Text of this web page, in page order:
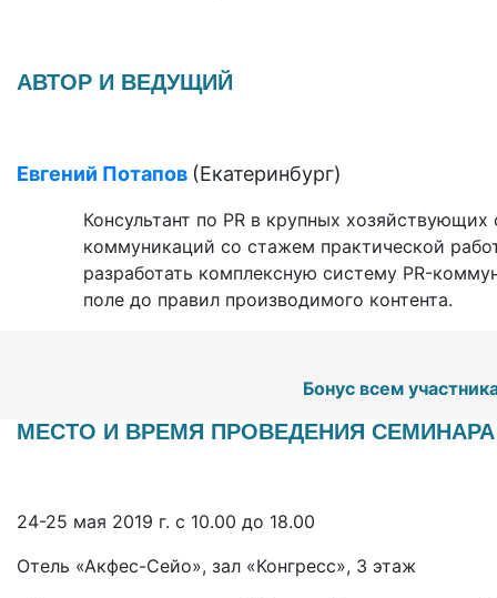
АВТОР И ВЕДУЩИЙ
Евгений Потапов (Екатеринбург)
Консультант по PR в крупных
коммуникаций со стажем практической
разработать комплексную систему PR-
поле до правил производимого контента.
Бонус всем
МЕСТО И ВРЕМЯ ПРОВЕДЕНИЯ СЕМИНАРА
24-25 мая 2019 г. с 10.00 до 18.00
Отель «Акфес-Сейо», зал «Конгресс», 3 этаж